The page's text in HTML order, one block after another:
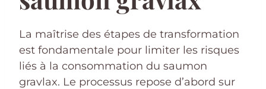
La maîtrise des étapes de transformation
est fondamentale pour limiter les risques
liés à la consommation du saumon
gravlax. Le processus repose d’abord sur